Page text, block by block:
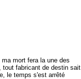
mort fera la une des
tout fabricant de destin sait
le temps s'est arrêté